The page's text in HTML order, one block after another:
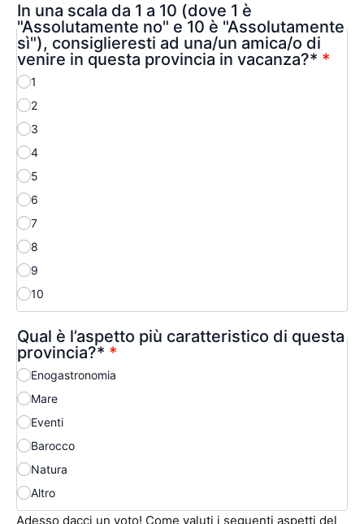
In una scala da 1 a 10 (dove 1 è
"Assolutamente no" e 10 è "Assolutamente
sì"), consiglieresti ad una/un amica/o di
venire in questa provincia in vacanza?* *
1
2
3
4
5
6
7
8
9
10
Qual è l’aspetto più caratteristico di questa
provincia?* *
Enogastronomia
Mare
Eventi
Barocco
Natura
Altro
Adesso dacci un voto! Come valuti i seguenti aspetti del